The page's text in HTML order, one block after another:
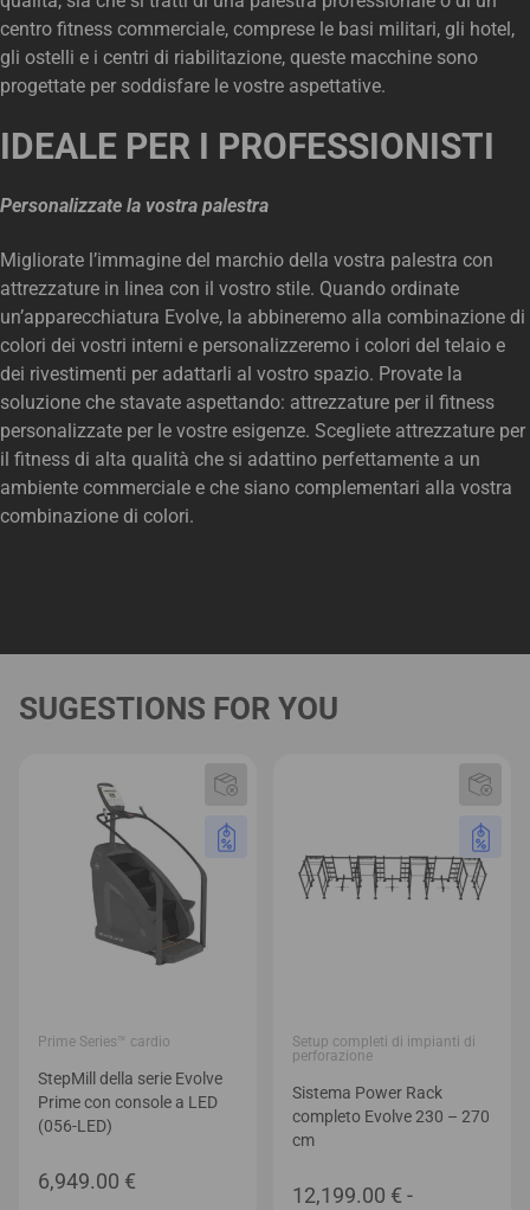
centro fitness commerciale, comprese le basi militari, gli hotel,
gli ostelli e i centri di riabilitazione, queste macchine sono
progettate per soddisfare le vostre aspettative.
IDEALE PER I PROFESSIONISTI
Personalizzate la vostra palestra
Migliorate l’immagine del marchio della vostra palestra con
attrezzature in linea con il vostro stile. Quando ordinate
un’apparecchiatura Evolve, la abbineremo alla combinazione di
colori dei vostri interni e personalizzeremo i colori del telaio e
dei rivestimenti per adattarli al vostro spazio. Provate la
soluzione che stavate aspettando: attrezzature per il fitness
personalizzate per le vostre esigenze. Scegliete attrezzature per
il fitness di alta qualità che si adattino perfettamente a un
ambiente commerciale e che siano complementari alla vostra
combinazione di colori.
SUGESTIONS FOR YOU
Prime Series™ cardio
StepMill della serie Evolve
Prime con console a LED
(056-LED)
6,949.00 €
Setup completi di impianti di
perforazione
Sistema Power Rack
completo Evolve 230 – 270
cm
12,199.00 € -